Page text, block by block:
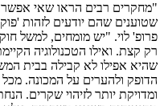
"מחקרים רבים הראו שאי
שטוענים שהם יודעים לזהות
פרופ' לוי. "יש מומחים, למשל
רק קצת. ואילו הטכנולוגיה
שהיא אפילו לא קבילה בבית
הדופק ולהערים על המכונה. מכל
ומדויקת יותר לזיהוי שקרים.